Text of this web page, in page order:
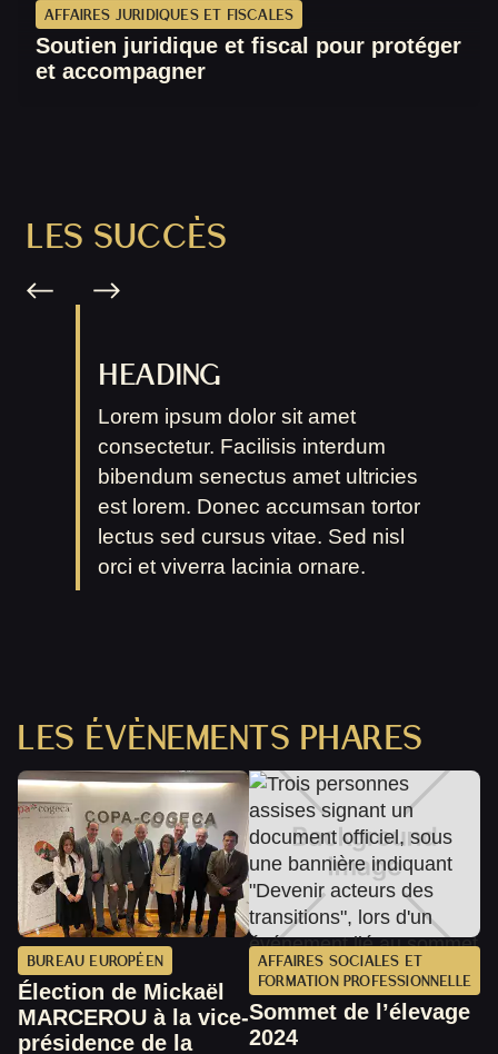
AFFAIRES JURIDIQUES ET FISCALES
Soutien juridique et fiscal pour protéger
et accompagner
LES SUCCÈS
HEADING
Lorem ipsum dolor sit amet
consectetur. Facilisis interdum
bibendum senectus amet ultricies
est lorem. Donec accumsan tortor
lectus sed cursus vitae. Sed nisl
orci et viverra lacinia ornare.
LES ÉVÈNEMENTS PHARES
BUREAU EUROPÉEN
Élection de Mickaël
MARCEROU à la vice-
présidence de la
AFFAIRES SOCIALES ET
FORMATION PROFESSIONNELLE
Sommet de l’élevage
2024